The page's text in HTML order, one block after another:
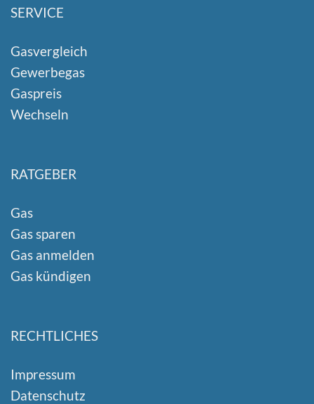
SERVICE
Gasvergleich
Gewerbegas
Gaspreis
Wechseln
RATGEBER
Gas
Gas sparen
Gas anmelden
Gas kündigen
RECHTLICHES
Impressum
Datenschutz